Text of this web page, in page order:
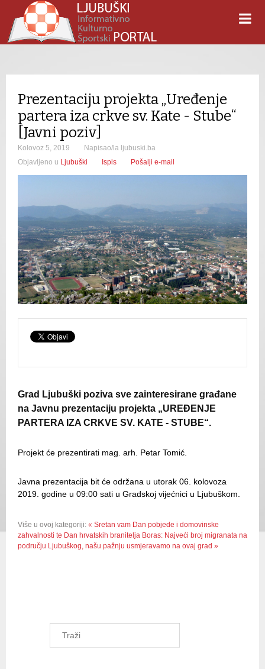
Prezentaciju projekta „Uređenje
partera iza crkve sv. Kate - Stube“
[Javni poziv]
Kolovoz 5, 2019
Napisao/la ljubuski.ba
Objavljeno u Ljubuški Ispis Pošalji e-mail
Grad Ljubuški poziva sve zainteresirane građane
na Javnu prezentaciju projekta „UREĐENJE
PARTERA IZA CRKVE SV. KATE - STUBE“.
Projekt će prezentirati mag. arh. Petar Tomić.
Javna prezentacija bit će održana u utorak 06. kolovoza
2019. godine u 09:00 sati u Gradskoj vijećnici u Ljubuškom.
Više u ovoj kategoriji: « Sretan vam Dan pobjede i domovinske
zahvalnosti te Dan hrvatskih branitelja Boras: Najveći broj migranata na
području Ljubuškog, našu pažnju usmjeravamo na ovaj grad »